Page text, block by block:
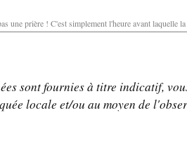
une prière ! C'est simplement l'heure avant laquelle
sont fournies à titre indicatif,
locale et/ou au moyen de